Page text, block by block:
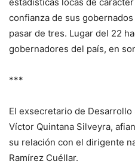
confianza de sus
pasar de tres. Lugar del 22
gobernadores del país, en
***
El exsecretario de
Víctor Quintana Silveyra,
su relación con el dirigente
Ramírez Cuéllar.